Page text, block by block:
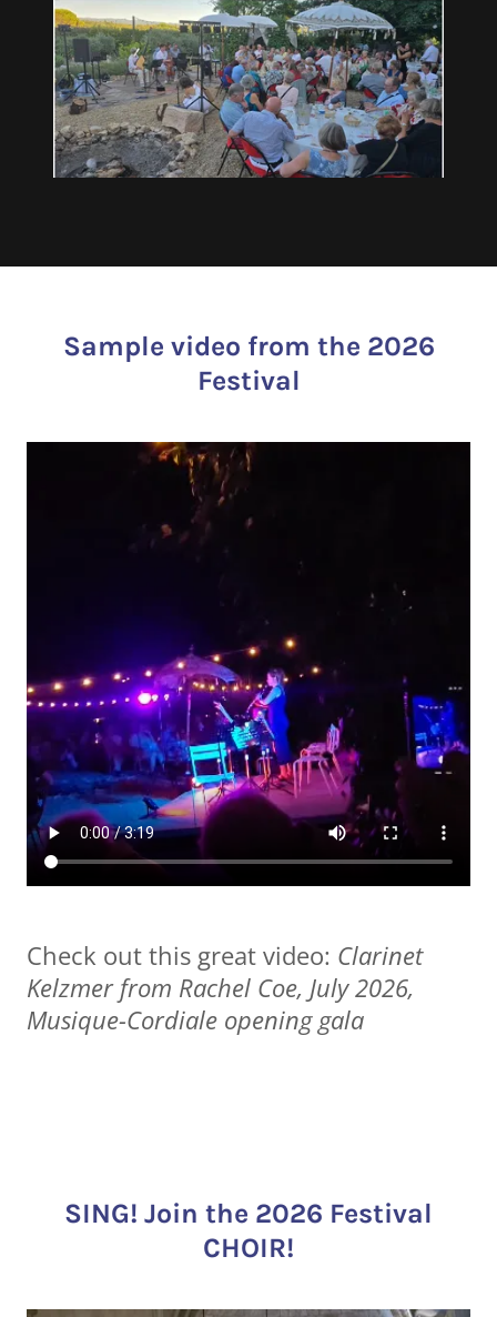
Sample video from the 2026
Festival
Check out this great video: Clarinet
Kelzmer from Rachel Coe, July 2026,
Musique-Cordiale opening gala
SING! Join the 2026 Festival
CHOIR!